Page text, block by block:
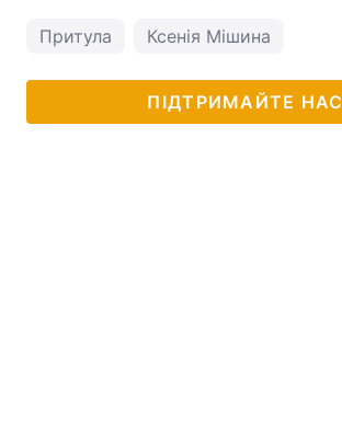
Притула Ксенія Мішина
ПІДТРИМАЙТЕ НАС